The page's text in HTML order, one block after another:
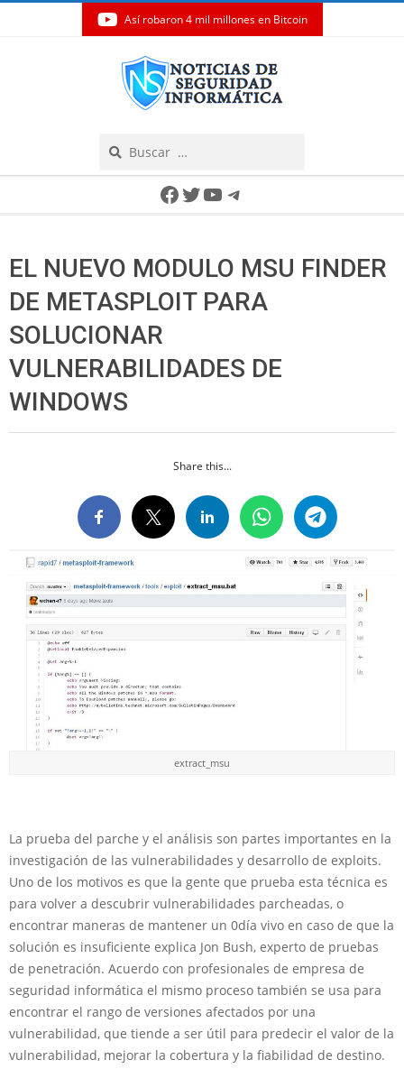
Así robaron 4 mil millones en Bitcoin
Facebook
Twitter
YouTube
Telegram
EL NUEVO MODULO MSU FINDER
DE METASPLOIT PARA
SOLUCIONAR
VULNERABILIDADES DE
WINDOWS
Share this...
extract_msu
La prueba del parche y el análisis son partes importantes en la
investigación de las vulnerabilidades y desarrollo de exploits.
Uno de los motivos es que la gente que prueba esta técnica es
para volver a descubrir vulnerabilidades parcheadas, o
encontrar maneras de mantener un 0día vivo en caso de que la
solución es insuficiente explica Jon Bush, experto de pruebas
de penetración. Acuerdo con profesionales de empresa de
seguridad informática el mismo proceso también se usa para
encontrar el rango de versiones afectados por una
vulnerabilidad, que tiende a ser útil para predecir el valor de la
vulnerabilidad, mejorar la cobertura y la fiabilidad de destino.